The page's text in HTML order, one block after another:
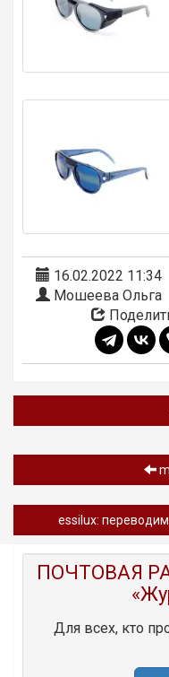
16.02.2022 11:34
Мошеева Ольга
essilux:
ПОЧТОВАЯ
Для всех, кто